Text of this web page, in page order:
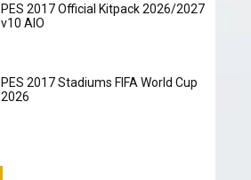
PES 2017 Official Kitpack 2026/2027
v10 AIO
PES 2017 Stadiums FIFA World Cup
2026